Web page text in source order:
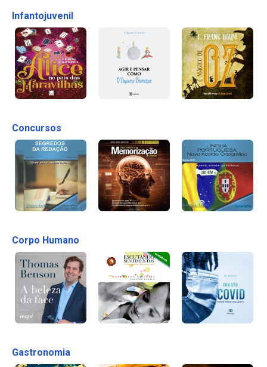
Infantojuvenil
Concursos
Corpo Humano
Gastronomia